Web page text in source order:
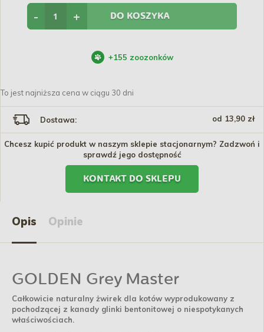
+
- DO KOSZYKA
+155 zoozonków
To jest najniższa cena w ciągu 30 dni
Dostawa: od 13,90 zł
Chcesz kupić produkt w naszym sklepie stacjonarnym? Zadzwoń i
sprawdź jego dostępność
KONTAKT DO SKLEPU
Opis Opinie
GOLDEN Grey Master
Całkowicie naturalny żwirek dla kotów wyprodukowany z
pochodzącej z kanady glinki bentonitowej o niespotykanych
właściwościach.